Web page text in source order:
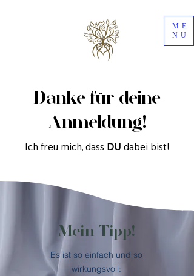
ME
NU
Danke für deine
Anmeldung!
Ich freu mich, dass DU dabei bist!
Mein Tipp!
Es ist so einfach und so
wirkungsvoll: